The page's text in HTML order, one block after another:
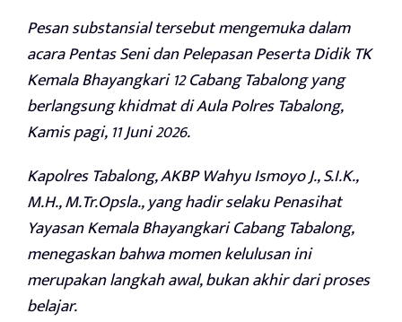
Pesan substansial tersebut mengemuka dalam
acara Pentas Seni dan Pelepasan Peserta Didik TK
Kemala Bhayangkari 12 Cabang Tabalong yang
berlangsung khidmat di Aula Polres Tabalong,
Kamis pagi, 11 Juni 2026.
Kapolres Tabalong, AKBP Wahyu Ismoyo J., S.I.K.,
M.H., M.Tr.Opsla., yang hadir selaku Penasihat
Yayasan Kemala Bhayangkari Cabang Tabalong,
menegaskan bahwa momen kelulusan ini
merupakan langkah awal, bukan akhir dari proses
belajar.